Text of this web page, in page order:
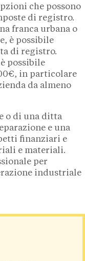
che possono
di registro.
franca urbana o
è possibile
di registro.
possibile
in particolare
da almeno
o di una ditta
e una
finanziari e
e materiali.
per
industriale